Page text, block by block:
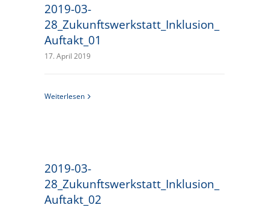
2019-03-
28_Zukunftswerkstatt_Inklusion_
Auftakt_01
17. April 2019
Weiterlesen
2019-03-
28_Zukunftswerkstatt_Inklusion_
Auftakt_02